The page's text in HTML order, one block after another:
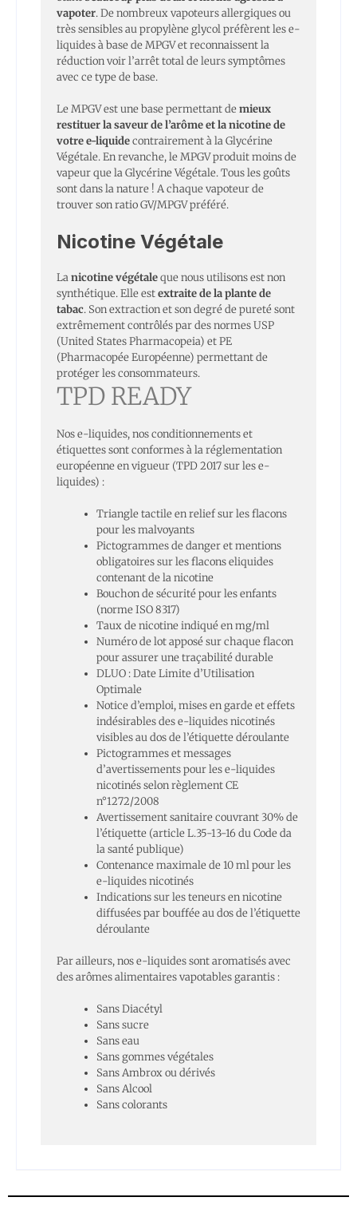
vapoter. De nombreux vapoteurs allergiques ou
très sensibles au propylène glycol préfèrent les e-
liquides à base de MPGV et reconnaissent la
réduction voir l’arrêt total de leurs symptômes
avec ce type de base.
Le MPGV est une base permettant demieux
restituer la saveur de l’arôme et la nicotine de
votre e-liquidecontrairement à la Glycérine
Végétale. En revanche, le MPGV produit moins de
vapeur que la Glycérine Végétale. Tous les goûts
sont dans la nature ! A chaque vapoteur de
trouver son ratio GV/MPGV préféré.
Nicotine Végétale
Lanicotine végétaleque nous utilisons est non
synthétique. Elle estextraite de la plante de
tabac. Son extraction et son degré de pureté sont
extrêmement contrôlés par des normes USP
(United States Pharmacopeia) et PE
(Pharmacopée Européenne) permettant de
protéger les consommateurs.
TPD READY
Nos e-liquides, nos conditionnements et
étiquettes sont conformes à la réglementation
européenne en vigueur (TPD 2017 sur les e-
liquides) :
Triangle tactile en relief sur les flacons
pour les malvoyants
Pictogrammes de danger et mentions
obligatoires sur les flacons eliquides
contenant de la nicotine
Bouchon de sécurité pour les enfants
(norme ISO 8317)
Taux de nicotine indiqué en mg/ml
Numéro de lot apposé sur chaque flacon
pour assurer une traçabilité durable
DLUO : Date Limite d’Utilisation
Optimale
Notice d’emploi, mises en garde et effets
indésirables des e-liquides nicotinés
visibles au dos de l’étiquette déroulante
Pictogrammes et messages
d’avertissements pour les e-liquides
nicotinés selon règlement CE
n°1272/2008
Avertissement sanitaire couvrant 30% de
l’étiquette (article L.35-13-16 du Code da
la santé publique)
Contenance maximale de 10 ml pour les
e-liquides nicotinés
Indications sur les teneurs en nicotine
diffusées par bouffée au dos de l’étiquette
déroulante
Par ailleurs, nos e-liquides sont aromatisés avec
des arômes alimentaires vapotables garantis :
Sans Diacétyl
Sans sucre
Sans eau
Sans gommes végétales
Sans Ambrox ou dérivés
Sans Alcool
Sans colorants